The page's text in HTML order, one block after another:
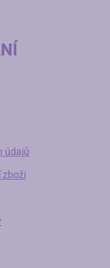
údajů
zboží